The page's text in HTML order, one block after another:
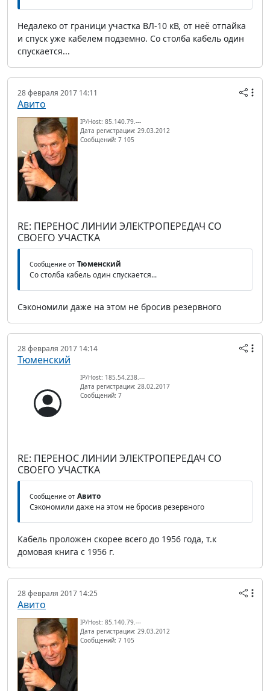
Недалеко от граници участка ВЛ-10 кВ, от неё отпайка
и спуск уже кабелем подземно. Со столба кабель один
спускается...
28 февраля 2017 14:11
Авито
IP/Host: 85.140.79.---
Дата регистрации: 29.03.2012
Сообщений: 7 105
RE: ПЕРЕНОС ЛИНИИ ЭЛЕКТРОПЕРЕДАЧ СО
СВОЕГО УЧАСТКА
Сообщение от Тюменский
Со столба кабель один спускается...
Сэкономили даже на этом не бросив резервного
28 февраля 2017 14:14
Тюменский
IP/Host: 185.54.238.---
Дата регистрации: 28.02.2017
Сообщений: 7
RE: ПЕРЕНОС ЛИНИИ ЭЛЕКТРОПЕРЕДАЧ СО
СВОЕГО УЧАСТКА
Сообщение от Авито
Сэкономили даже на этом не бросив резервного
Кабель проложен скорее всего до 1956 года, т.к
домовая книга с 1956 г.
28 февраля 2017 14:25
Авито
IP/Host: 85.140.79.---
Дата регистрации: 29.03.2012
Сообщений: 7 105